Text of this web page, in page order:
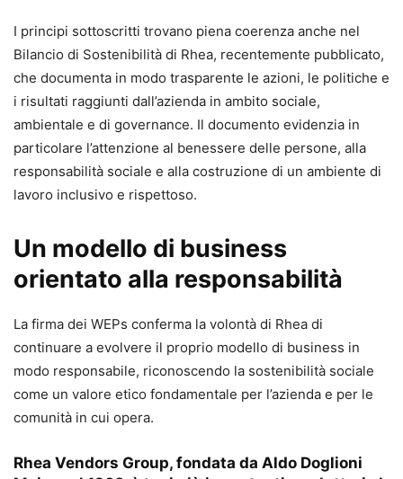
I principi sottoscritti trovano piena coerenza anche nel
Bilancio di Sostenibilità di Rhea, recentemente pubblicato,
che documenta in modo trasparente le azioni, le politiche e
i risultati raggiunti dall’azienda in ambito sociale,
ambientale e di governance. Il documento evidenzia in
particolare l’attenzione al benessere delle persone, alla
responsabilità sociale e alla costruzione di un ambiente di
lavoro inclusivo e rispettoso.
Un modello di business
orientato alla responsabilità
La firma dei WEPs conferma la volontà di Rhea di
continuare a evolvere il proprio modello di business in
modo responsabile, riconoscendo la sostenibilità sociale
come un valore etico fondamentale per l’azienda e per le
comunità in cui opera.
Rhea Vendors Group, fondata da Aldo Doglioni